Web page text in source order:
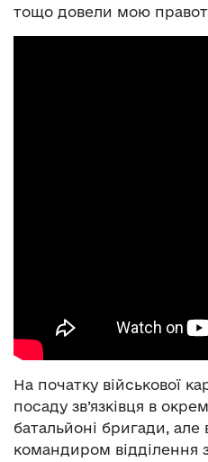
тощо довели мою
На початку військової
посаду зв’язківця в
батальйоні бригади, але
командиром відділення